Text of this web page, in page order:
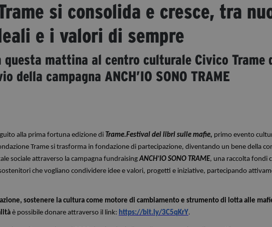
si consolida e cresce, tra
e i valori di sempre
questa mattina al centro culturale Civico Trame
della campagna ANCH’IO SONO TRAME
alla prima fortuna edizione di Trame.Festival dei libri sulle mafie, primo evento
Trame si trasforma in fondazione di partecipazione, diventando un bene della
sociale attraverso la campagna fundraisingANCH’IO SONO TRAME, una raccolta fondi
che vogliano condividere idee e valori, progetti e iniziative, partecipando
sostenere la cultura come motore di cambiamento e strumento di lotta alle
è possibile donare attraverso il link: https://bit.ly/3C5qKrY.